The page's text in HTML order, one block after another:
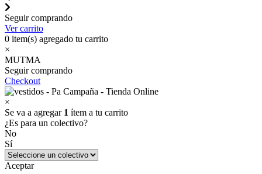
Seguir comprando
Ver carrito
0 item(s) agregado tu carrito
×
MUTMA
Seguir comprando
Checkout
×
Se va a agregar 1 ítem a tu carrito
¿Es para un colectivo?
No
Sí
Aceptar